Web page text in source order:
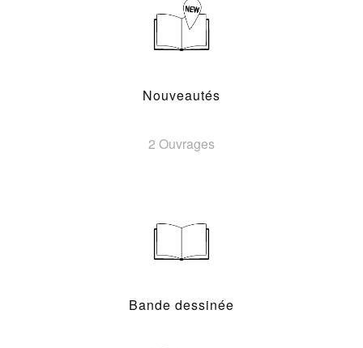
Nouveautés
2 Ouvrages
Bande dessinée